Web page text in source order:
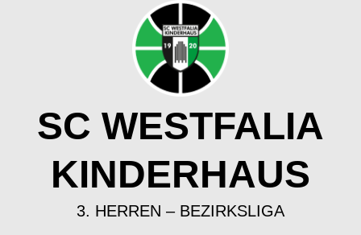
SC WESTFALIA
KINDERHAUS
3. HERREN – BEZIRKSLIGA